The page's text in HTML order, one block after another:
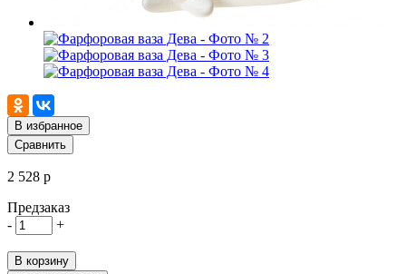
В избранное
Сравнить
2 528 р
Предзаказ
-
+
В корзину